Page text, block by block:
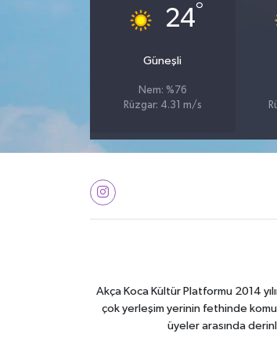
24°
Güneşli
Nem: %76
Rüzgar: 4.31 m/s
Akça Koca Kültür Platformu 2014
çok yerleşim yerinin fethinde
üyeler arasında